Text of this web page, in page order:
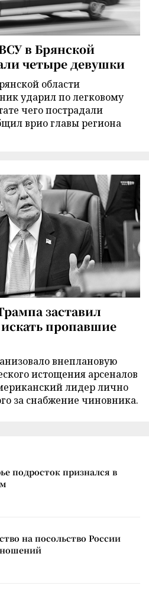
в Брянской
четыре девушки
области
ударил по легковому
чего пострадали
врио главы региона
заставил
пропавшие
внеплановую
истощения арсеналов
лидер лично
за снабжение чиновника.
подросток признался в
на посольство России